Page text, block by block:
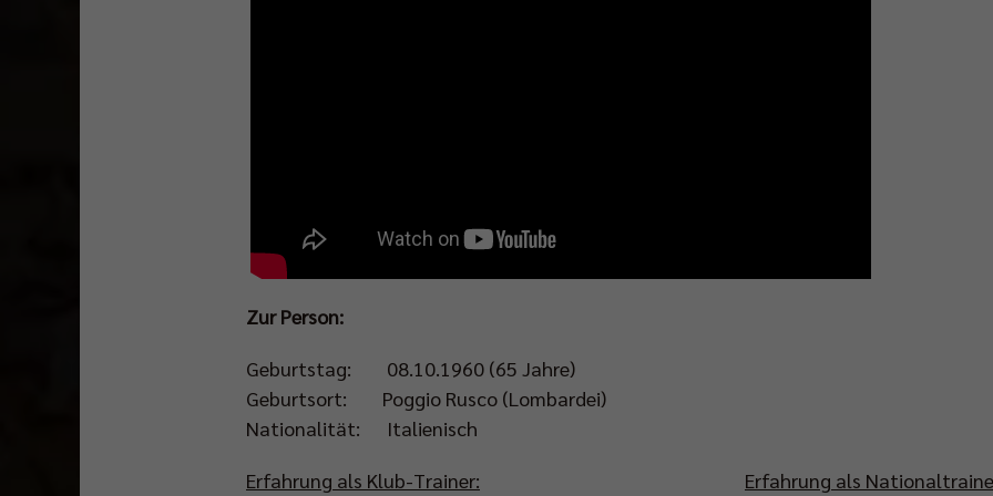
Zur Person:
Geburtstag: 08.10.1960 (65 Jahre)
Geburtsort: Poggio Rusco (Lombardei)
Nationalität: Italienisch
Erfahrung als Klub-Trainer: Erfahrung als